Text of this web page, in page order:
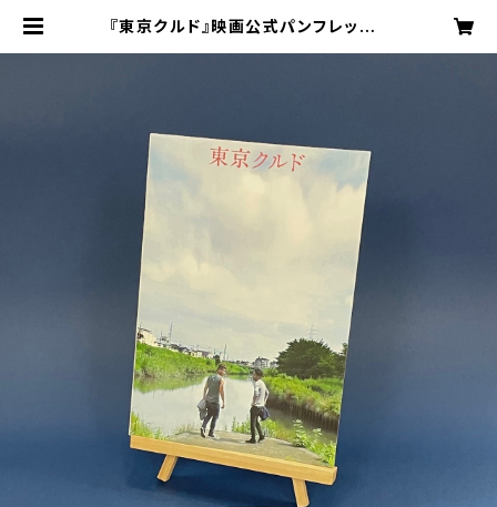
『東京クルド』映画公式パンフレット |